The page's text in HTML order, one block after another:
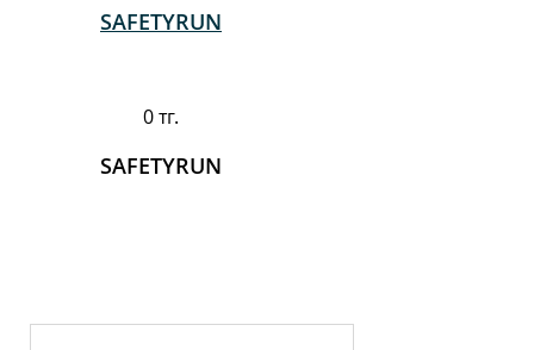
SAFETYRUN
0 тг.
SAFETYRUN